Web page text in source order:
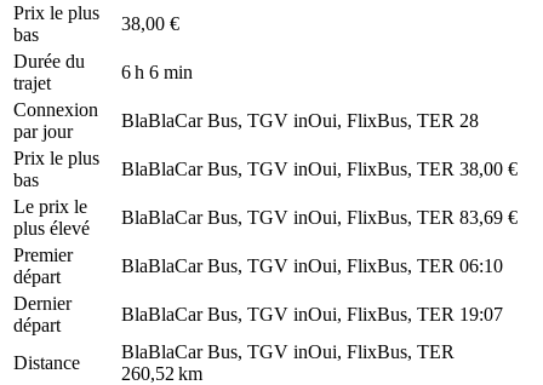
Prix ​​le plus
bas
38,00 €
Durée du
trajet
6 h 6 min
Connexion
par jour
BlaBlaCar Bus, TGV inOui, FlixBus, TER 28
Prix ​​le plus
bas
BlaBlaCar Bus, TGV inOui, FlixBus, TER 38,00 €
Le prix le
plus élevé
BlaBlaCar Bus, TGV inOui, FlixBus, TER 83,69 €
Premier
départ
BlaBlaCar Bus, TGV inOui, FlixBus, TER 06:10
Dernier
départ
BlaBlaCar Bus, TGV inOui, FlixBus, TER 19:07
Distance
BlaBlaCar Bus, TGV inOui, FlixBus, TER
260,52 km